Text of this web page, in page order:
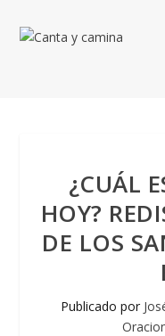
¿CUÁL
HOY?
DE LOS
Publicado por